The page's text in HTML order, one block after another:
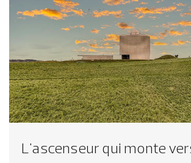
L'ascenseur qui monte